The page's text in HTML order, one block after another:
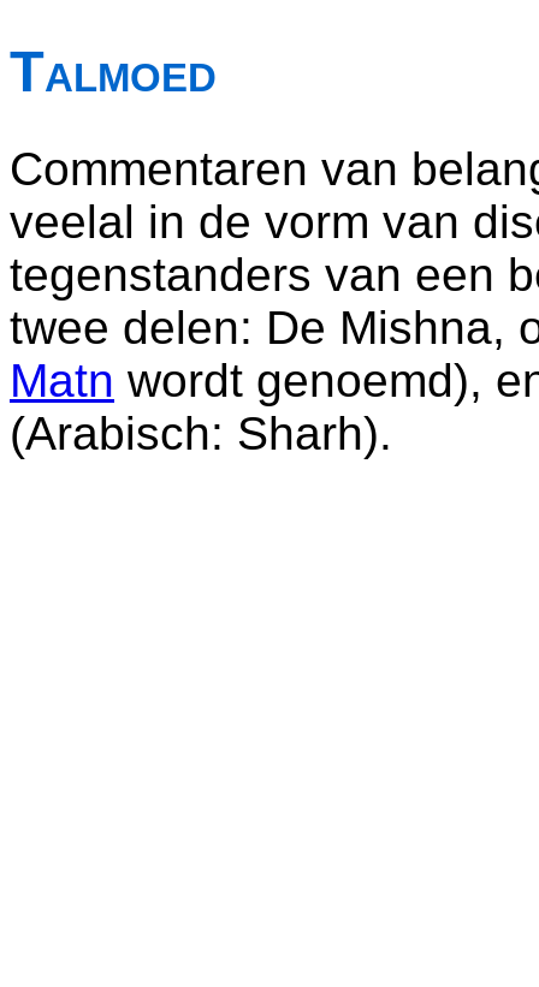
Talmoed
Commentaren van
veelal in de vorm van
tegenstanders van een
twee delen: De Mishna,
Matn wordt genoemd),
(Arabisch: Sharh).